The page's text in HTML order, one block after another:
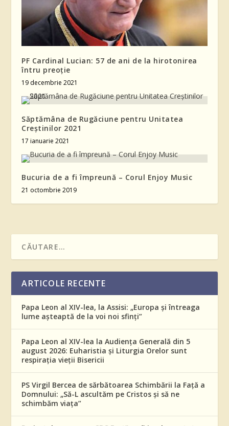
PF Cardinal Lucian: 57 de ani de la hirotonirea
întru preoție
19 decembrie 2021
Săptămâna de Rugăciune pentru Unitatea
Creştinilor 2021
17 ianuarie 2021
Bucuria de a fi împreună – Corul Enjoy Music
21 octombrie 2019
ARTICOLE RECENTE
Papa Leon al XIV-lea, la Assisi: „Europa și întreaga
lume așteaptă de la voi noi sfinți”
Papa Leon al XIV-lea la Audiența Generală din 5
august 2026: Euharistia și Liturgia Orelor sunt
respirația vieții Bisericii
PS Virgil Bercea de sărbătoarea Schimbării la Față a
Domnului: „Să-L ascultăm pe Cristos și să ne
schimbăm viața”